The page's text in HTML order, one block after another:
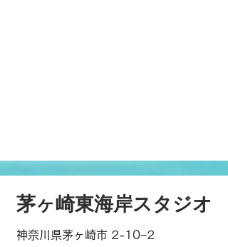
茅ヶ崎東海岸スタジオ
神奈川県茅ヶ崎市 2-10−2